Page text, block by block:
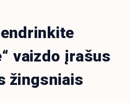
vaizdo įrašus
žingsniais